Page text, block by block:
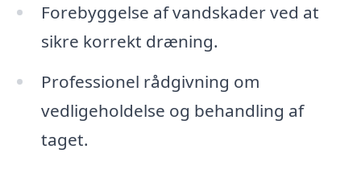
Forebyggelse af vandskader ved at
sikre korrekt dræning.
Professionel rådgivning om
vedligeholdelse og behandling af
taget.